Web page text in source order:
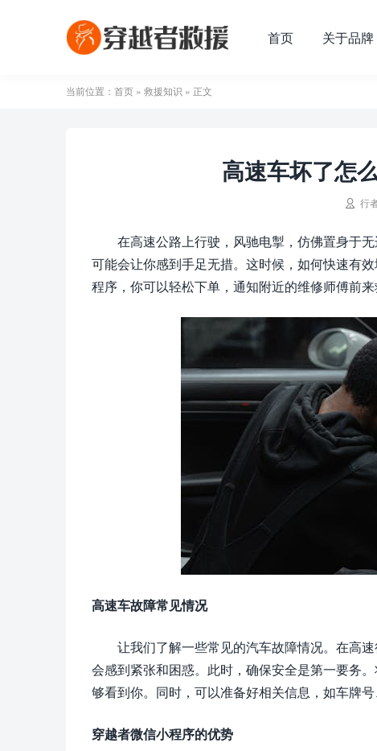
首页 关于品牌
当前位置： 首页 » 救援知识 » 正文
高速车坏了怎
 行
在高速公路上行驶，风驰电掣，仿佛置身于
可能会让你感到手足无措。这时候，如何快速有
程序，你可以轻松下单，通知附近的维修师傅前来
高速车故障常见情况
让我们了解一些常见的汽车故障情况。在高
会感到紧张和困惑。此时，确保安全是第一要务
够看到你。同时，可以准备好相关信息，如车牌
穿越者微信小程序的优势